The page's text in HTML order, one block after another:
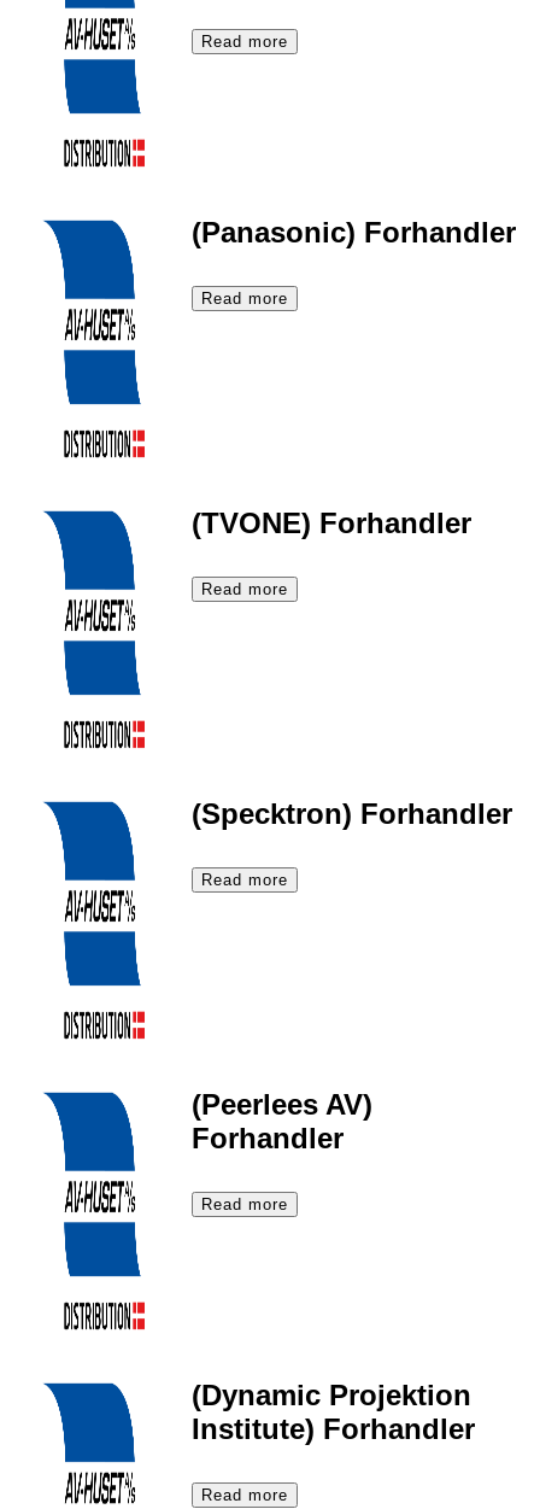
Read more
(Panasonic) Forhandler
Read more
(TVONE) Forhandler
Read more
(Specktron) Forhandler
Read more
(Peerlees AV)
Forhandler
Read more
(Dynamic Projektion
Institute) Forhandler
Read more